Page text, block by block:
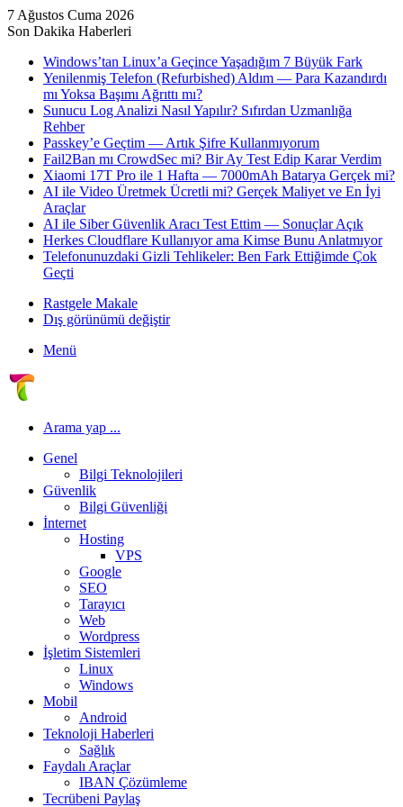
7 Ağustos Cuma 2026
Son Dakika Haberleri
Windows’tan Linux’a Geçince Yaşadığım 7 Büyük Fark
Yenilenmiş Telefon (Refurbished) Aldım — Para Kazandırdı
mı Yoksa Başımı Ağrıttı mı?
Sunucu Log Analizi Nasıl Yapılır? Sıfırdan Uzmanlığa
Rehber
Passkey’e Geçtim — Artık Şifre Kullanmıyorum
Fail2Ban mı CrowdSec mi? Bir Ay Test Edip Karar Verdim
Xiaomi 17T Pro ile 1 Hafta — 7000mAh Batarya Gerçek mi?
AI ile Video Üretmek Ücretli mi? Gerçek Maliyet ve En İyi
Araçlar
AI ile Siber Güvenlik Aracı Test Ettim — Sonuçlar Açık
Herkes Cloudflare Kullanıyor ama Kimse Bunu Anlatmıyor
Telefonunuzdaki Gizli Tehlikeler: Ben Fark Ettiğimde Çok
Geçti
Rastgele Makale
Dış görünümü değiştir
Menü
Arama yap ...
Genel
Bilgi Teknolojileri
Güvenlik
Bilgi Güvenliği
İnternet
Hosting
VPS
Google
SEO
Tarayıcı
Web
Wordpress
İşletim Sistemleri
Linux
Windows
Mobil
Android
Teknoloji Haberleri
Sağlık
Faydalı Araçlar
IBAN Çözümleme
Tecrübeni Paylaş